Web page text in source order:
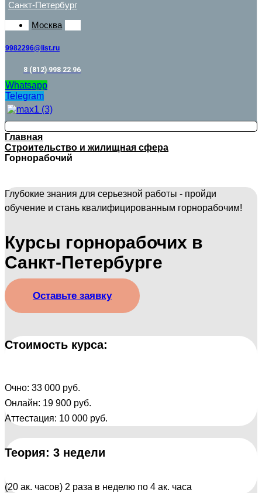
Санкт-Петербург
Москва
9982296@list.ru
8 (812) 998 22 96
Whatsapp
Telegram
Главная
Строительство и жилищная сфера
Горнорабочий
Глубокие знания для серьезной работы - пройди
обучение и стань квалифицированным горнорабочим!
Курсы горнорабочих в
Санкт-Петербурге
Оставьте заявку
Стоимость курса:
Очно: 33 000 руб.
Онлайн: 19 900 руб.
Аттестация: 10 000 руб.
Теория: 3 недели
(20 ак. часов) 2 раза в неделю по 4 ак. часа